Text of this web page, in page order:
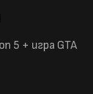
5 + игра GTA